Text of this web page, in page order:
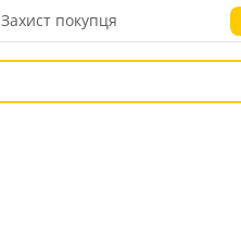
Захист покупця